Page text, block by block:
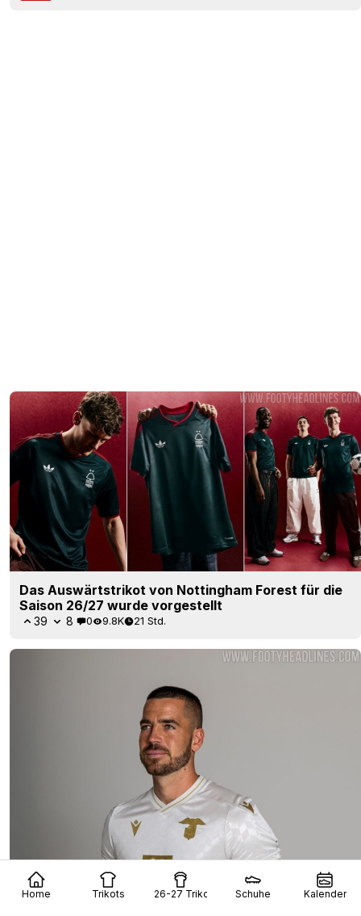
Home Trikots 26-27 Trikots Schuhe Kalender
Das Auswärtstrikot von Nottingham Forest für die
Saison 26/27 wurde vorgestellt
39 8 0 9.8K 21 Std.